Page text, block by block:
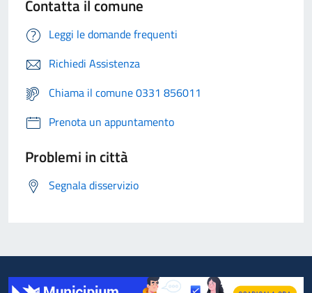
Contatta il comune
Leggi le domande frequenti
Richiedi Assistenza
Chiama il comune 0331 856011
Prenota un appuntamento
Problemi in città
Segnala disservizio